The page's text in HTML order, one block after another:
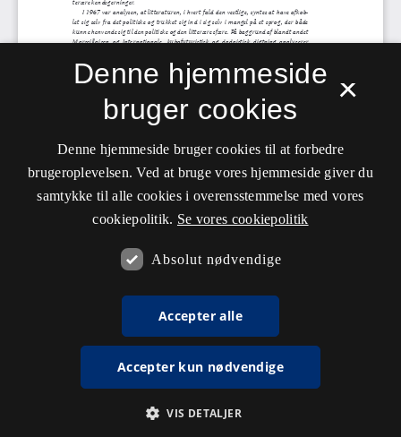
×
Denne hjemmeside
bruger cookies
Denne hjemmeside bruger cookies til at forbedre
brugeroplevelsen. Ved at bruge vores hjemmeside giver du
samtykke til alle cookies i overensstemmelse med vores
cookiepolitik. Se vores cookiepolitik
Absolut nødvendige
Accepter alle
Accepter kun nødvendige
VIS DETALJER